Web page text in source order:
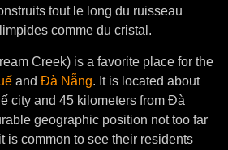
tout le long du ruisseau
comme du cristal.
Creek) is a favorite place for the
andĐà Nẵng. It is located about
city and 45 kilometers from Đà
geographic position not too far
is common to see their residents